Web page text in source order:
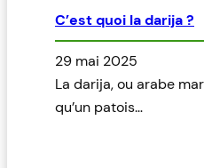
C’est quoi la darija ?
29 mai 2025
La darija, ou arabe
qu’un patois…